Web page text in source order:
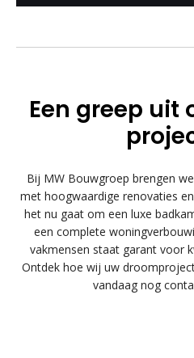
Een greep uit
Bij MW Bouwgroep brengen
met hoogwaardige renovaties
het nu gaat om een luxe
een complete
vakmensen staat garant voor
Ontdek hoe wij uw
vandaag nog